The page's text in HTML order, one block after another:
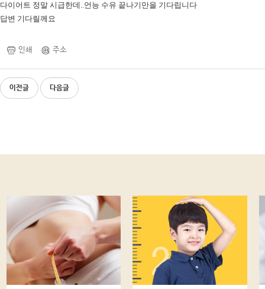
다이어트 정말 시급한데..언능 수유 끝나기만을 기다립니다
답변 기다릴께요
인쇄 주소
이전글 다음글